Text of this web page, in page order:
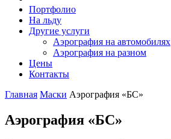
Портфолио
На льду
Другие услуги
Аэрография на автомобилях
Аэрография на разном
Цены
Контакты
Главная Маски Аэрография «БС»
Аэрография «БС»